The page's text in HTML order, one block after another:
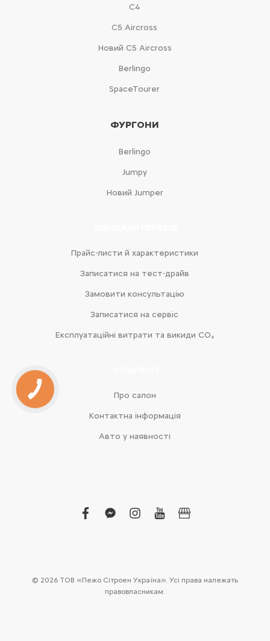
С4
С5 Aircross
Новий С5 Aircross
Berlingo
SpaceTourer
ФУРГОНИ
Berlingo
Jumpy
Новий Jumper
Прайс-листи й характеристики
Записатися на тест-драйв
Замовити консультацію
Записатися на сервіс
Експлуатаційні витрати та викиди CO₂
Про салон
Контактна інформація
Авто у наявності
facebook
facebook-
instagram
youtubebusiness
© 2026 ТОВ «Пежо Сітроен Україна». Усі права належать
правовласникам.